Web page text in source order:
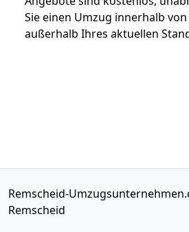
Sie einen Umzug innerhalb
außerhalb Ihres aktuellen
Remscheid-
Remscheid